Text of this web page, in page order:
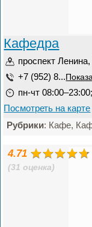
Кафедра
проспект
+7 (952) 8...
пн-чт
Посмотреть на карте
Рубрики: Кафе,
4.71
(31 оценка)